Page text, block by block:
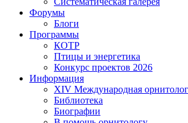
Форумы
Блоги
Программы
КОТР
Птицы и энергетика
Конкурс проектов 2026
Информация
XIV Международная
Библиотека
Биографии